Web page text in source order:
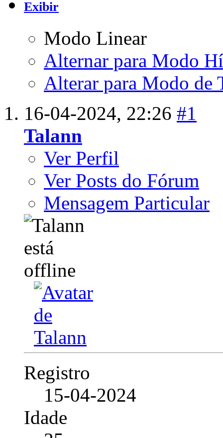
Exibir
Modo Linear
Alternar para Modo
Alterar para Modo de
16-04-2024, 22:26 #1
Talann
Ver Perfil
Ver Posts do Fórum
Mensagem Particular
Registro
15-04-2024
Idade